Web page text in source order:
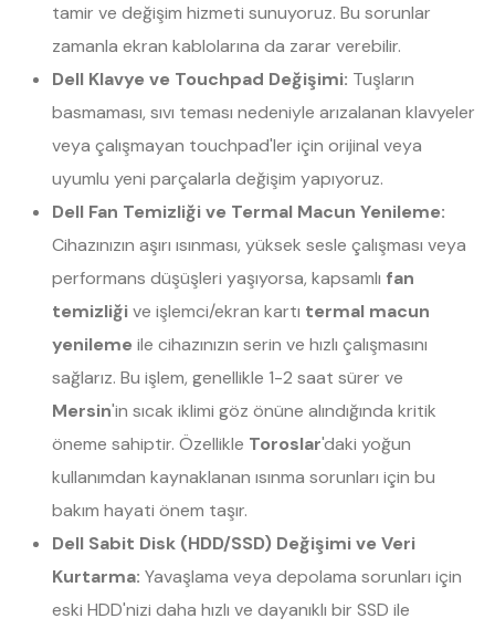
tamir ve değişim hizmeti sunuyoruz. Bu sorunlar
zamanla ekran kablolarına da zarar verebilir.
Dell Klavye ve Touchpad Değişimi: Tuşların
basmaması, sıvı teması nedeniyle arızalanan klavyeler
veya çalışmayan touchpad'ler için orijinal veya
uyumlu yeni parçalarla değişim yapıyoruz.
Dell Fan Temizliği ve Termal Macun Yenileme:
Cihazınızın aşırı ısınması, yüksek sesle çalışması veya
performans düşüşleri yaşıyorsa, kapsamlı fan
temizliğive işlemci/ekran kartı termal macun
yenileme ile cihazınızın serin ve hızlı çalışmasını
sağlarız. Bu işlem, genellikle 1-2 saat sürer ve
Mersin'in sıcak iklimi göz önüne alındığında kritik
öneme sahiptir. Özellikle Toroslar'daki yoğun
kullanımdan kaynaklanan ısınma sorunları için bu
bakım hayati önem taşır.
Dell Sabit Disk (HDD/SSD) Değişimi ve Veri
Kurtarma: Yavaşlama veya depolama sorunları için
eski HDD'nizi daha hızlı ve dayanıklı bir SSD ile